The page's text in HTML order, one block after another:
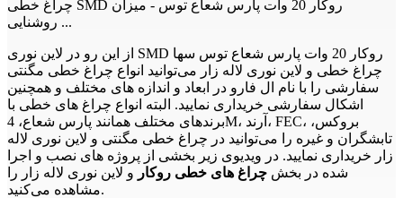
چراغ خطی SMD روکار 20 وات پارس شعاع توس - میزان
روشنایی ...
از این رو در لاین نوری SMD روکار 20 وات پارس شعاع توس سها
چراغ خطی و لاین نوری لاله زار می‌توانید انواع چراغ خطی مگنتی
سفارشی را با نام ال فارو در ابعاد و اندازه های مختلف و همچنین
اشکال سفارشی خریداری نمایید. البته انواع چراغ های خطی با
برندهای مختلف همانند پارس شعاع، 4M، آرند، FEC، بروکس،
تابشگران و غیره را می‌توانید در چراغ خطی مگنتی و لاین نوری لاله
زار خریداری نمایید. در ویدیوی زیر بخشی از پروژه های نصب و اجرا
شده در بخش چراغ های خطی روکار و لاین نوری لاله زار را
مشاهده می‌کنید.